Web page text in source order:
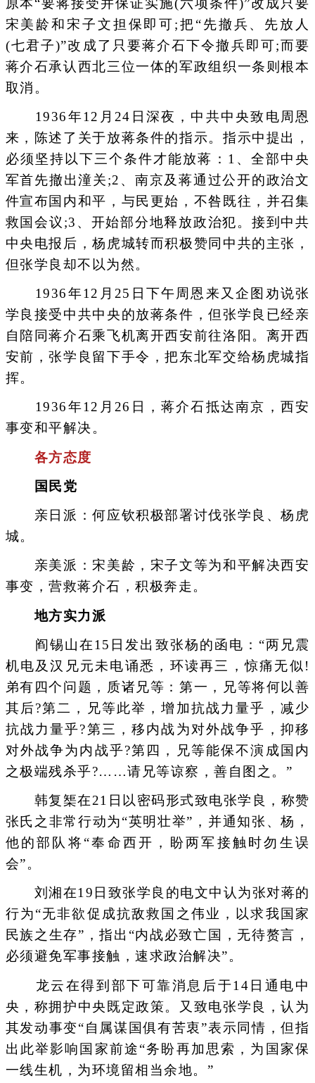
宋美龄和宋子文担保即可;把“先撤兵、先放人
(七君子)”改成了只要蒋介石下令撤兵即可;而要
蒋介石承认西北三位一体的军政组织一条则根本
取消。
1936年12月24日深夜，中共中央致电周恩
来，陈述了关于放蒋条件的指示。指示中提出，
必须坚持以下三个条件才能放蒋：1、全部中央
军首先撤出潼关;2、南京及蒋通过公开的政治文
件宣布国内和平，与民更始，不咎既往，并召集
救国会议;3、开始部分地释放政治犯。接到中共
中央电报后，杨虎城转而积极赞同中共的主张，
但张学良却不以为然。
1936年12月25日下午周恩来又企图劝说张
学良接受中共中央的放蒋条件，但张学良已经亲
自陪同蒋介石乘飞机离开西安前往洛阳。离开西
安前，张学良留下手令，把东北军交给杨虎城指
挥。
1936年12月26日，蒋介石抵达南京，西安
事变和平解决。
各方态度
国民党
亲日派：何应钦积极部署讨伐张学良、杨虎
城。
亲美派：宋美龄，宋子文等为和平解决西安
事变，营救蒋介石，积极奔走。
地方实力派
阎锡山在15日发出致张杨的函电：“两兄震
机电及汉兄元未电诵悉，环读再三，惊痛无似!
弟有四个问题，质诸兄等：第一，兄等将何以善
其后?第二，兄等此举，增加抗战力量乎，减少
抗战力量乎?第三，移内战为对外战争乎，抑移
对外战争为内战乎?第四，兄等能保不演成国内
之极端残杀乎?……请兄等谅察，善自图之。”
韩复榘在21日以密码形式致电张学良，称赞
张氏之非常行动为“英明壮举”，并通知张、杨，
他的部队将“奉命西开，盼两军接触时勿生误
会”。
刘湘在19日致张学良的电文中认为张对蒋的
行为“无非欲促成抗敌救国之伟业，以求我国家
民族之生存”，指出“内战必致亡国，无待赘言，
必须避免军事接触，速求政治解决”。
龙云在得到部下可靠消息后于14日通电中
央，称拥护中央既定政策。又致电张学良，认为
其发动事变“自属谋国俱有苦衷”表示同情，但指
出此举影响国家前途“务盼再加思索，为国家保
一线生机，为环境留相当余地。”